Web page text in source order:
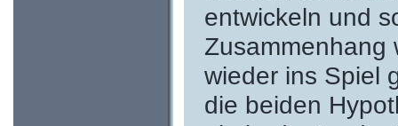
entwickeln und
Zusammenhang
wieder ins Spiel
die beiden